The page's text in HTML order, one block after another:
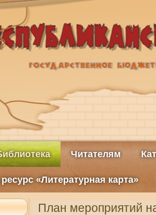
Читателям
«Литературная карта»
План мероприятий